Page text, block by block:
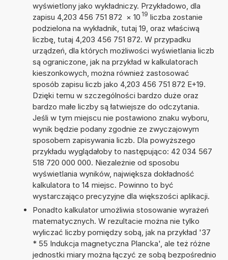
wyświetlony jako wykładniczy. Przykładowo, dla
zapisu 4,203 456 751 872 × 10 19 liczba zostanie
podzielona na wykładnik, tutaj 19, oraz właściwą
liczbę, tutaj 4,203 456 751 872. W przypadku
urządzeń, dla których możliwości wyświetlania liczb
są ograniczone, jak na przykład w kalkulatorach
kieszonkowych, można również zastosować
sposób zapisu liczb jako 4,203 456 751 872 E+19.
Dzięki temu w szczególności bardzo duże oraz
bardzo małe liczby są łatwiejsze do odczytania.
Jeśli w tym miejscu nie postawiono znaku wyboru,
wynik będzie podany zgodnie ze zwyczajowym
sposobem zapisywania liczb. Dla powyższego
przykładu wyglądałoby to następująco: 42 034 567
518 720 000 000. Niezależnie od sposobu
wyświetlania wyników, największa dokładność
kalkulatora to 14 miejsc. Powinno to być
wystarczająco precyzyjne dla większości aplikacji.
Ponadto kalkulator umożliwia stosowanie wyrażeń
matematycznych. W rezultacie można nie tylko
wyliczać liczby pomiędzy sobą, jak na przykład '37
* 55 Indukcja magnetyczna Plancka', ale też różne
jednostki miary można łączyć ze sobą bezpośrednio